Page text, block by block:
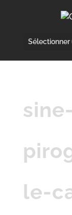
Sélectionner
le-